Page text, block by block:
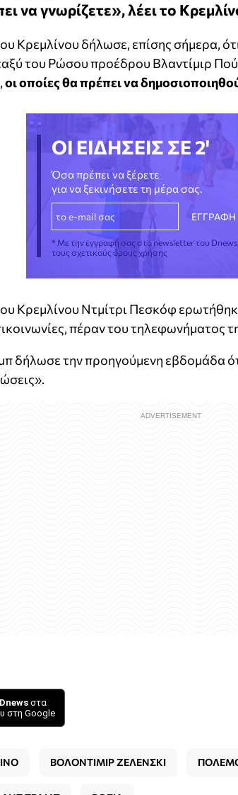
να γνωρίζετε», λέει το
Κρεμλίνου δήλωσε, επίσης σήμερα,
του Ρώσου προέδρου Βλαντίμιρ
οι οποίες θα πρέπει να
ΟΙ ΕΙΔΗΣΕΙΣ ΣΕ 2'
Όσα πρέπει να ξέρετε
για να ξεκινήσετε τη μέρα σας.
* Με την εγγραφή σας στο newsletter του
τους σχετικούς όρους χρήσης
Κρεμλίνου Ντμίτρι Πεσκόφ
πέραν του τηλεφωνήματος
δήλωσε την προηγούμενη εβδομάδα
Dnews στα
στη Google
ΒΟΛΟΝΤΙΜΙΡ ΖΕΛΕΝΣΚΙ